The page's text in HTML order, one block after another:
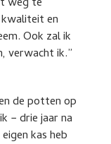
en
Ook zal ik
verwacht ik.”
de potten op
− drie jaar na
kas heb